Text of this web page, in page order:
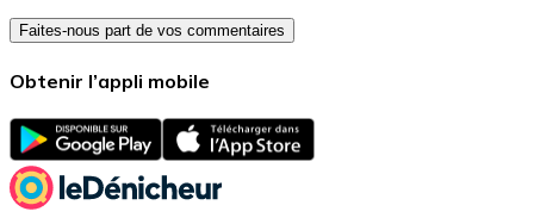
Faites-nous part de vos commentaires
Obtenir l’appli mobile